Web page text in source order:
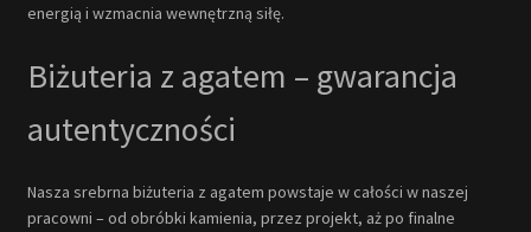
energią i wzmacnia wewnętrzną siłę.
Biżuteria z agatem – gwarancja
autentyczności
Nasza srebrna biżuteria z agatem powstaje w całości w naszej
pracowni – od obróbki kamienia, przez projekt, aż po finalne